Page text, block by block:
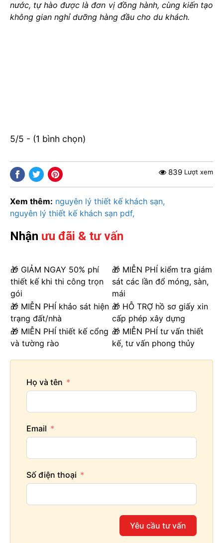
nước, tự hào được là đơn vị đồng hành, cùng kiến tạo
không gian nghỉ dưỡng hàng đầu cho du khách.
5/5 - (1 bình chọn)
839 Lượt xem
Xem thêm: nguyên lý thiết kế khách sạn
nguyên lý thiết kế khách sạn pdf
Nhận ưu đãi & tư vấn
🎁 GIẢM NGAY 50% phí
thiết kế khi thi công trọn
gói
🎁 MIỄN PHÍ kiểm tra giám
sát các lần đổ móng, sàn,
mái
🎁 MIỄN PHÍ khảo sát hiện
trạng đất/nhà
🎁 HỖ TRỢ hồ sơ giấy xin
cấp phép xây dựng
🎁 MIỄN PHÍ thiết kế cổng
và tường rào
🎁 MIỄN PHÍ tư vấn thiết
kế, tư vấn phong thủy
Họ và tên
Email
Số điện thoại
Yêu cầu tư vấn